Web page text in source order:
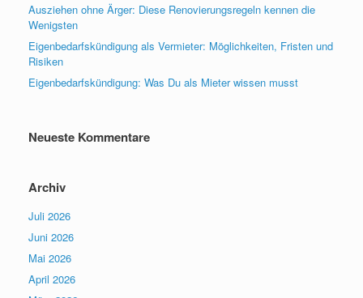
Ausziehen ohne Ärger: Diese Renovierungsregeln kennen die
Wenigsten
Eigenbedarfskündigung als Vermieter: Möglichkeiten, Fristen und
Risiken
Eigenbedarfskündigung: Was Du als Mieter wissen musst
Neueste Kommentare
Archiv
Juli 2026
Juni 2026
Mai 2026
April 2026